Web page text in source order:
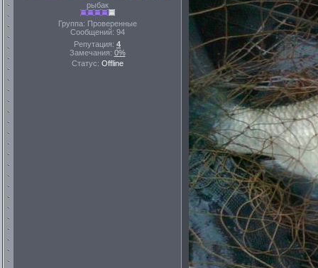
рыбак
Группа: Проверенные
Сообщений: 94
Репутация: 4
Замечания: 0%
Статус: Offline